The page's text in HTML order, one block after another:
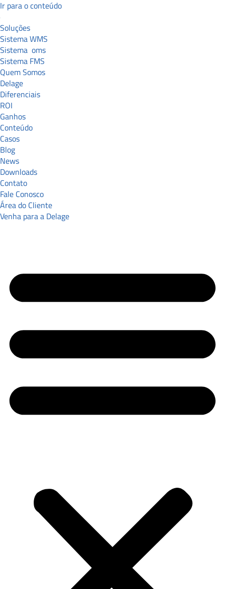
Ir para o conteúdo
Soluções
Sistema WMS
Sistema oms
Sistema FMS
Quem Somos
Delage
Diferenciais
ROI
Ganhos
Conteúdo
Casos
Blog
News
Downloads
Contato
Fale Conosco
Área do Cliente
Venha para a Delage